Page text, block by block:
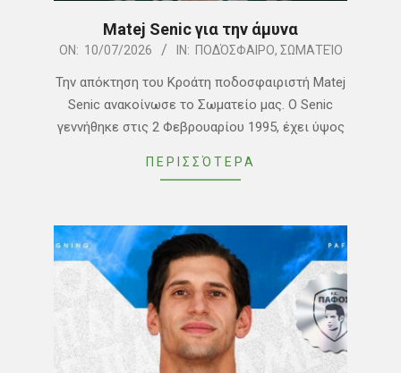
Matej Senic για την άμυνα
2026-
ON: 10/07/2026 IN: ΠΟΔΌΣΦΑΙΡΟ, ΣΩΜΑΤΕΊΟ
Την απόκτηση του Κροάτη ποδοσφαιριστή Matej
Senic ανακοίνωσε το Σωματείο μας. Ο Senic
γεννήθηκε στις 2 Φεβρουαρίου 1995, έχει ύψος
ΠΕΡΙΣΣΌΤΕΡΑ